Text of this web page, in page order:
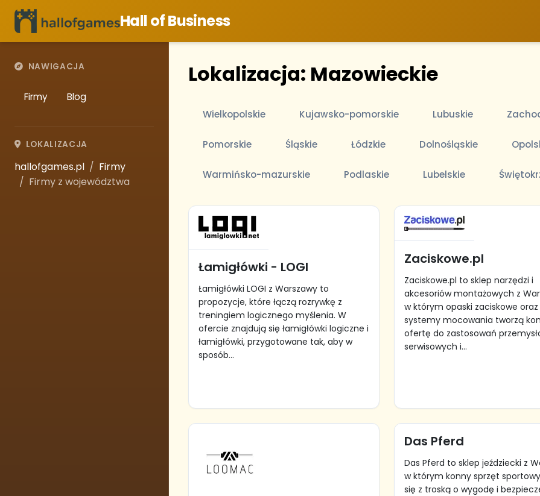
Hall of Business
NAWIGACJA
Firmy Blog
LOKALIZACJA
hallofgames.pl
Firmy
Firmy z województwa
Lokalizacja: Mazowieckie
Wielkopolskie Kujawsko-pomorskie Lubuskie
Pomorskie Śląskie Łódzkie Dolnośląskie
Warmińsko-mazurskie Podlaskie Lubelskie
Łamigłówki - LOGI
Łamigłówki LOGI z Warszawy to
propozycje, które łączą rozrywkę z
treningiem logicznego myślenia. W
ofercie znajdują się łamigłówki logiczne i
łamigłówki, przygotowane tak, aby w
sposób...
Zaciskowe.pl
Zaciskowe.pl to sklep narzędzi i
akcesoriów montażowych z
w którym opaski zaciskowe oraz
systemy mocowania tworzą
ofertę do zastosowań
serwisowych i...
Das Pferd
Das Pferd to sklep jeździecki z
w którym konny sprzęt
się z troską o wygodę i